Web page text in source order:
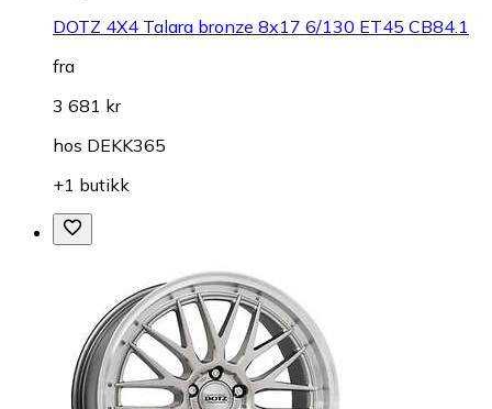
DOTZ 4X4 Talara bronze 8x17 6/130 ET45 CB84.1
fra
3 681 kr
hos DEKK365
+1 butikk